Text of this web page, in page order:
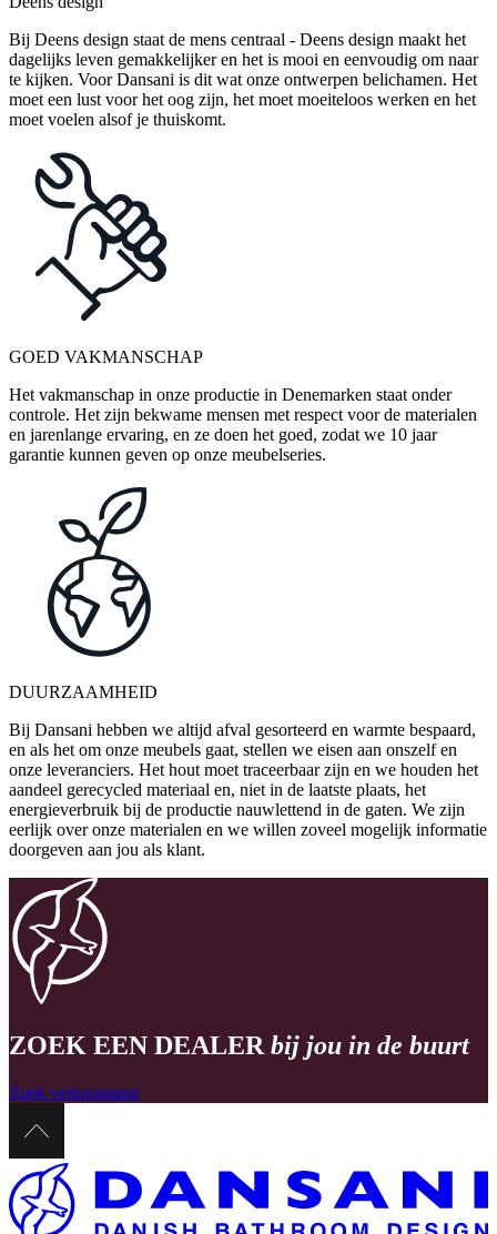
Bij Deens design staat de mens centraal - Deens design maakt het
dagelijks leven gemakkelijker en het is mooi en eenvoudig om naar
te kijken. Voor Dansani is dit wat onze ontwerpen belichamen. Het
moet een lust voor het oog zijn, het moet moeiteloos werken en het
moet voelen alsof je thuiskomt.
GOED VAKMANSCHAP
Het vakmanschap in onze productie in Denemarken staat onder
controle. Het zijn bekwame mensen met respect voor de materialen
en jarenlange ervaring, en ze doen het goed, zodat we 10 jaar
garantie kunnen geven op onze meubelseries.
DUURZAAMHEID
Bij Dansani hebben we altijd afval gesorteerd en warmte bespaard,
en als het om onze meubels gaat, stellen we eisen aan onszelf en
onze leveranciers. Het hout moet traceerbaar zijn en we houden het
aandeel gerecycled materiaal en, niet in de laatste plaats, het
energieverbruik bij de productie nauwlettend in de gaten. We zijn
eerlijk over onze materialen en we willen zoveel mogelijk informatie
doorgeven aan jou als klant.
ZOEK EEN DEALER bij jou in de buurt
Zoek verkooppunt